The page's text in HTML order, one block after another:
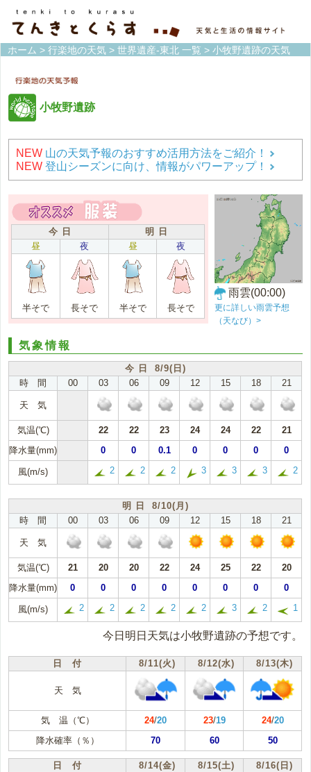
ホーム > 行楽地の天気 > 世界遺産-東北 一覧 > 小牧野遺跡の天気
小牧野遺跡
NEW 山の天気予報のおすすめ活用方法をご紹介！
NEW 登山シーズンに向け、情報がパワーアップ！
今 日
明 日
昼
夜 昼 夜
半そで 長そで 半そで 長そで
雨雲(00:00)
更に詳しい雨雲予想
（天なび）>
気象情報
今 日 8/9(日)
時 間
00 03 06 09 12 15 18 21
天 気
気温(℃) 22 22 23 24 24 22
21
降水量(mm)
0 0 0.1 0 0 0 0
風(m/s) 2 2 2 3 3 3 2
明 日 8/10(月)
時 間
00 03 06 09 12 15 18 21
天 気
気温(℃) 21 20 20 22 24 25 22
20
降水量(mm)
0 0 0 0 0 0 0 0
風(m/s) 2 2 2 2 2 3 2 1
今日明日天気は小牧野遺跡の予想です。
日 付 8/11(火) 8/12(水) 8/13(木)
天 気
気 温（℃） 24/20 23/19 24/20
降水確率（％）
70 60 50
日 付 8/14(金) 8/15(土) 8/16(日)